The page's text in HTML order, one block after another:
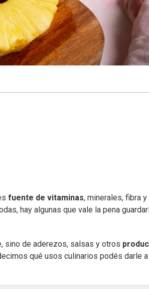
fuente de vitaminas, minerales, fibra
hay algunas que vale la pena
sino de aderezos, salsas y otros
qué usos culinarios podés darle a